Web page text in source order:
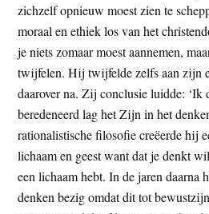
zichzelf opnieuw moest zien te
moraal en ethiek los van het
je niets zomaar moest aannemen,
twijfelen. Hij twijfelde zelfs aan zijn
daarover na. Zij conclusie luidde: ‘Ik
beredeneerd lag het Zijn in het
rationalistische filosofie creëerde hij
lichaam en geest want dat je denkt
een lichaam hebt. In de jaren
denken bezig omdat dit tot